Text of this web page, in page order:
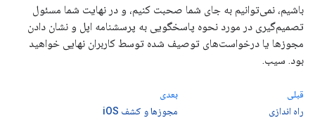
باشیم، نمی‌توانیم به جای شما صحبت کنیم، و در نهایت شما مسئول
تصمیم‌گیری در مورد نحوه پاسخگویی به پرسشنامه اپل و نشان دادن
مجوزها یا درخواست‌های توصیف شده توسط کاربران نهایی خواهید
بود. سیب.
قبلی
راه اندازی
بعدی
مجوزها و کشف iOS